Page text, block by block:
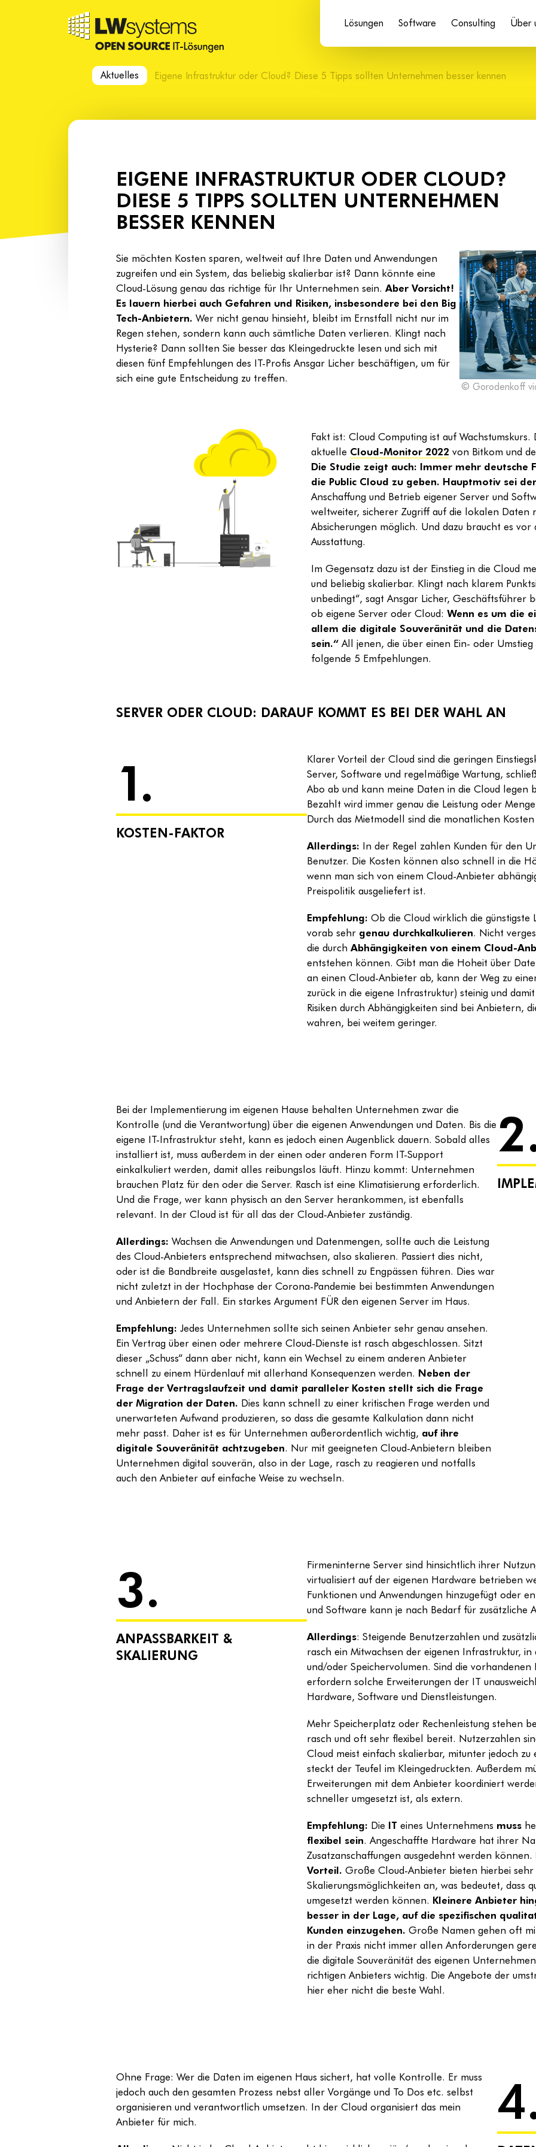
Lösungen Software Consulting Über
Aktuelles Eigene Infrastruktur oder Cloud? Diese 5 Tipps sollten Unternehmen besser kennen
EIGENE INFRASTRUKTUR ODER CLOUD?
DIESE 5 TIPPS SOLLTEN UNTERNEHMEN
BESSER KENNEN
Sie möchten Kosten sparen, weltweit auf Ihre Daten und Anwendungen
zugreifen und ein System, das beliebig skalierbar ist? Dann könnte eine
Cloud-Lösung genau das richtige für Ihr Unternehmen sein. Aber Vorsicht!
Es lauern hierbei auch Gefahren und Risiken, insbesondere bei den Big
Tech-Anbietern. Wer nicht genau hinsieht, bleibt im Ernstfall nicht nur im
Regen stehen, sondern kann auch sämtliche Daten verlieren. Klingt nach
Hysterie? Dann sollten Sie besser das Kleingedruckte lesen und sich mit
diesen fünf Empfehlungen des IT-Profis Ansgar Licher beschäftigen, um für
sich eine gute Entscheidung zu treffen.
© Gorodenkoff
Fakt ist: Cloud Computing ist auf
aktuelle Cloud-Monitor 2022 von Bitkom und
Die Studie zeigt auch: Immer mehr deutsche
die Public Cloud zu geben. Hauptmotiv sei
Anschaffung und Betrieb eigener Server und
weltweiter, sicherer Zugriff auf die lokalen Daten
Absicherungen möglich. Und dazu braucht es
Ausstattung.
Im Gegensatz dazu ist der Einstieg in die Cloud
und beliebig skalierbar. Klingt nach klarem
unbedingt“, sagt Ansgar Licher, Geschäftsführer
ob eigene Server oder Cloud: Wenn es um die
allem die digitale Souveränität und die
sein.“ All jenen, die über einen Ein- oder
folgende 5 Emfpehlungen.
SERVER ODER CLOUD: DARAUF KOMMT ES BEI DER WAHL AN
1.
KOSTEN-FAKTOR
Klarer Vorteil der Cloud sind die geringen
Server, Software und regelmäßige Wartung,
Abo ab und kann meine Daten in die Cloud legen
Bezahlt wird immer genau die Leistung oder
Durch das Mietmodell sind die monatlichen
Allerdings: In der Regel zahlen Kunden für den
Benutzer. Die Kosten können also schnell in die
wenn man sich von einem Cloud-Anbieter
Preispolitik ausgeliefert ist.
Empfehlung: Ob die Cloud wirklich die
vorab sehr genau durchkalkulieren. Nicht
die durch Abhängigkeiten von einem Cloud-
entstehen können. Gibt man die Hoheit über
an einen Cloud-Anbieter ab, kann der Weg zu
zurück in die eigene Infrastruktur) steinig und
Risiken durch Abhängigkeiten sind bei Anbietern,
wahren, bei weitem geringer.
Bei der Implementierung im eigenen Hause behalten Unternehmen zwar die
Kontrolle (und die Verantwortung) über die eigenen Anwendungen und Daten. Bis die
eigene IT-Infrastruktur steht, kann es jedoch einen Augenblick dauern. Sobald alles
installiert ist, muss außerdem in der einen oder anderen Form IT-Support
einkalkuliert werden, damit alles reibungslos läuft. Hinzu kommt: Unternehmen
brauchen Platz für den oder die Server. Rasch ist eine Klimatisierung erforderlich.
Und die Frage, wer kann physisch an den Server herankommen, ist ebenfalls
relevant. In der Cloud ist für all das der Cloud-Anbieter zuständig.
Allerdings: Wachsen die Anwendungen und Datenmengen, sollte auch die Leistung
des Cloud-Anbieters entsprechend mitwachsen, also skalieren. Passiert dies nicht,
oder ist die Bandbreite ausgelastet, kann dies schnell zu Engpässen führen. Dies war
nicht zuletzt in der Hochphase der Corona-Pandemie bei bestimmten Anwendungen
und Anbietern der Fall. Ein starkes Argument FÜR den eigenen Server im Haus.
Empfehlung: Jedes Unternehmen sollte sich seinen Anbieter sehr genau ansehen.
Ein Vertrag über einen oder mehrere Cloud-Dienste ist rasch abgeschlossen. Sitzt
dieser „Schuss“ dann aber nicht, kann ein Wechsel zu einem anderen Anbieter
schnell zu einem Hürdenlauf mit allerhand Konsequenzen werden. Neben der
Frage der Vertragslaufzeit und damit paralleler Kosten stellt sich die Frage
der Migration der Daten. Dies kann schnell zu einer kritischen Frage werden und
unerwarteten Aufwand produzieren, so dass die gesamte Kalkulation dann nicht
mehr passt. Daher ist es für Unternehmen außerordentlich wichtig, auf ihre
digitale Souveränität achtzugeben. Nur mit geeigneten Cloud-Anbietern bleiben
Unternehmen digital souverän, also in der Lage, rasch zu reagieren und notfalls
auch den Anbieter auf einfache Weise zu wechseln.
3.
ANPASSBARKEIT &
SKALIERUNG
Firmeninterne Server sind hinsichtlich ihrer
virtualisiert auf der eigenen Hardware betrieben
Funktionen und Anwendungen hinzugefügt oder
und Software kann je nach Bedarf für zusätzliche
Allerdings: Steigende Benutzerzahlen und
rasch ein Mitwachsen der eigenen Infrastruktur, in
und/oder Speichervolumen. Sind die vorhandenen
erfordern solche Erweiterungen der IT
Hardware, Software und Dienstleistungen.
Mehr Speicherplatz oder Rechenleistung stehen
rasch und oft sehr flexibel bereit. Nutzerzahlen
Cloud meist einfach skalierbar, mitunter jedoch
steckt der Teufel im Kleingedruckten. Außerdem
Erweiterungen mit dem Anbieter koordiniert
schneller umgesetzt ist, als extern.
Empfehlung: Die IT eines Unternehmens muss
flexibel sein. Angeschaffte Hardware hat ihrer
Zusatzanschaffungen ausgedehnt werden können.
Vorteil. Große Cloud-Anbieter bieten hierbei
Skalierungsmöglichkeiten an, was bedeutet, dass
umgesetzt werden können. Kleinere Anbieter
besser in der Lage, auf die spezifischen
Kunden einzugehen. Große Namen gehen oft
in der Praxis nicht immer allen Anforderungen
die digitale Souveränität des eigenen
richtigen Anbieters wichtig. Die Angebote der
hier eher nicht die beste Wahl.
Ohne Frage: Wer die Daten im eigenen Haus sichert, hat volle Kontrolle. Er muss
jedoch auch den gesamten Prozess nebst aller Vorgänge und To Dos etc. selbst
organisieren und verantwortlich umsetzen. In der Cloud organisiert das mein
Anbieter für mich.